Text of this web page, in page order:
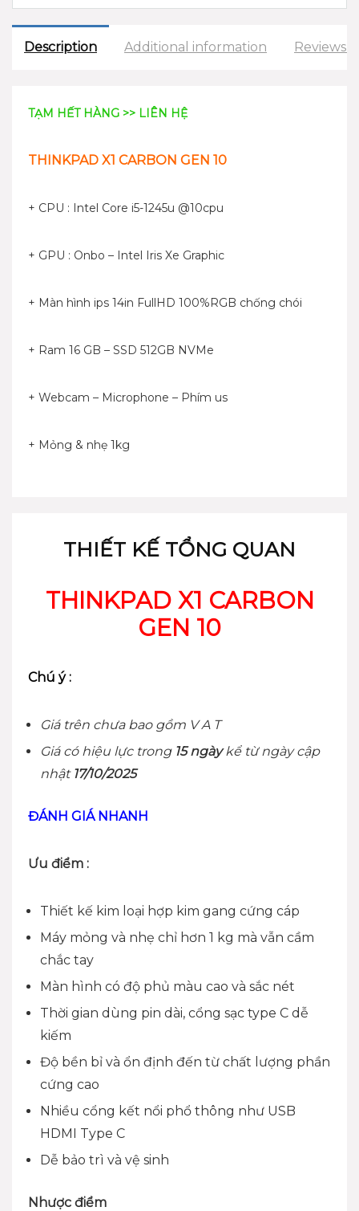
Description Additional information Reviews
TẠM HẾT HÀNG >> LIÊN HỆ
THINKPAD X1 CARBON GEN 10
+ CPU : Intel Core i5-1245u @10cpu
+ GPU : Onbo – Intel Iris Xe Graphic
+ Màn hình ips 14in FullHD 100%RGB chống chói
+ Ram 16 GB – SSD 512GB NVMe
+ Webcam – Microphone – Phím us
+ Mỏng & nhẹ 1kg
THIẾT KẾ TỔNG QUAN
THINKPAD X1 CARBON
GEN 10
Chú ý :
Giá trên chưa bao gồm V A T
Giá có hiệu lực trong15 ngàykể từ ngày cập
nhật 17/10/2025
ĐÁNH GIÁ NHANH
Ưu điểm :
Thiết kế kim loại hợp kim gang cứng cáp
Máy mỏng và nhẹ chỉ hơn 1 kg mà vẫn cầm
chắc tay
Màn hình có độ phủ màu cao và sắc nét
Thời gian dùng pin dài, cổng sạc type C dễ
kiếm
Độ bền bỉ và ổn định đến từ chất lượng phần
cứng cao
Nhiều cổng kết nổi phổ thông như USB
HDMI Type C
Dễ bảo trì và vệ sinh
Nhược điểm